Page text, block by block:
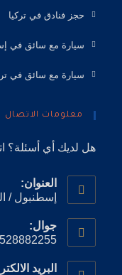
حجز فنادق في تركيا
سيارة مع سائق في
سيارة مع سائق في
معلومات الاتصال
هل لديك أي أسئلة؟
العنوان:
إسطنبول /
جوال:
البريد